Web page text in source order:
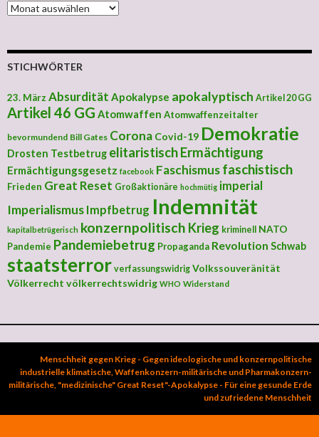
MONATLICHE ARCHIVE
STICHWÖRTER
23. März Absurdität Apokalypse apokalyptisch Artikel 20 GG
Artikel 46 GG Atomwaffen Atomwaffenzeitalter
bevormundend Bill Gates Corona Covid-19 Demokratie
Drosten Testbetrug elitaristischErmächtigung
Ermächtigungsgesetz facebook Faschismusfaschistisch
Frieden Great Reset Großaktionäre hochmütig imperial
Imperialismus Impfbetrug Indemnität
kapitalbetrügerisch konzernpolitisch Krieg kriminell
NATO
Pandemie Pandemiebetrug Propaganda Revolution Schwab
staatsterror verfassungswidrig Volkssouveränität
Völkerrecht völkerrechtswidrig WHO Widerstand
Menschheit gegen Krieg - Gegen ideologische und konzernpolitische
industrielle klimatische, Waffenkonzern-militärische und Pharmakonzern-
militärische, "medizinische" Great Reset"-Apokalypse - Für eine gesunde Erde
und zufriedene Menschheit